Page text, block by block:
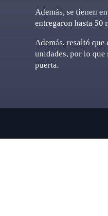
Además, se tienen
entregaron hasta 50
Además, resaltó
unidades, por lo que
puerta.